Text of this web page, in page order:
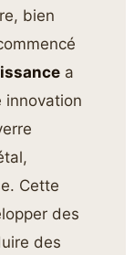
bien
a
innovation
Cette
des
des